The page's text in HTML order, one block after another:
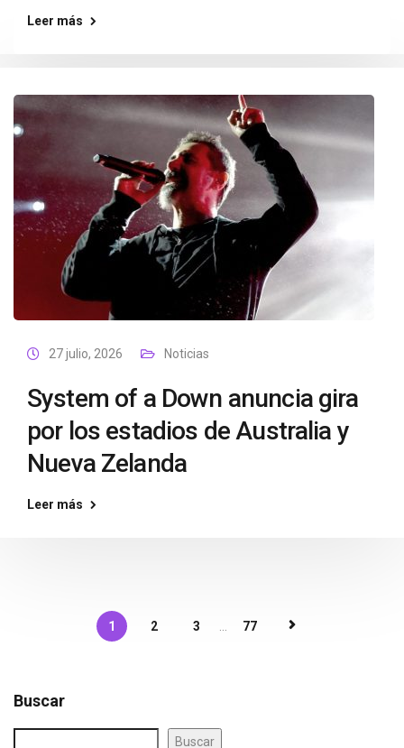
Leer más
27 julio, 2026 Noticias
System of a Down anuncia gira
por los estadios de Australia y
Nueva Zelanda
Leer más
1 2 3 77
Buscar
Buscar